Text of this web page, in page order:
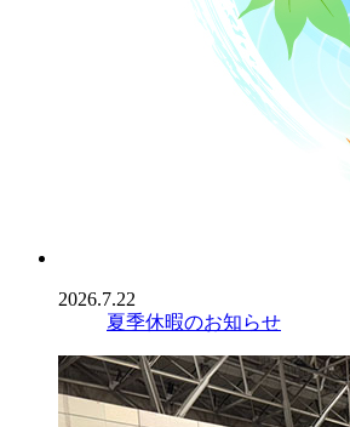
2026.7.22
夏季休暇のお知らせ